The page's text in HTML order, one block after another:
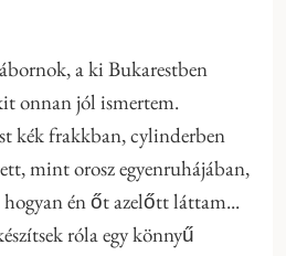
a ki Bukarestben
onnan jól ismertem.
kék frakkban, cylinderben
mint orosz egyenruhájában,
én őt azelőtt láttam...
róla egy könnyű